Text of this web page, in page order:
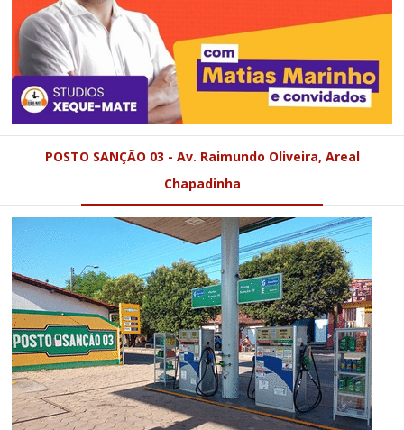
POSTO SANÇÃO 03 - Av. Raimundo Oliveira, Areal
Chapadinha